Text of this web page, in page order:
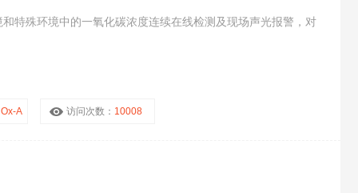
特殊环境中的一氧化碳浓度连续在线检测及现场声光报警，对
A 访问次数： 10008